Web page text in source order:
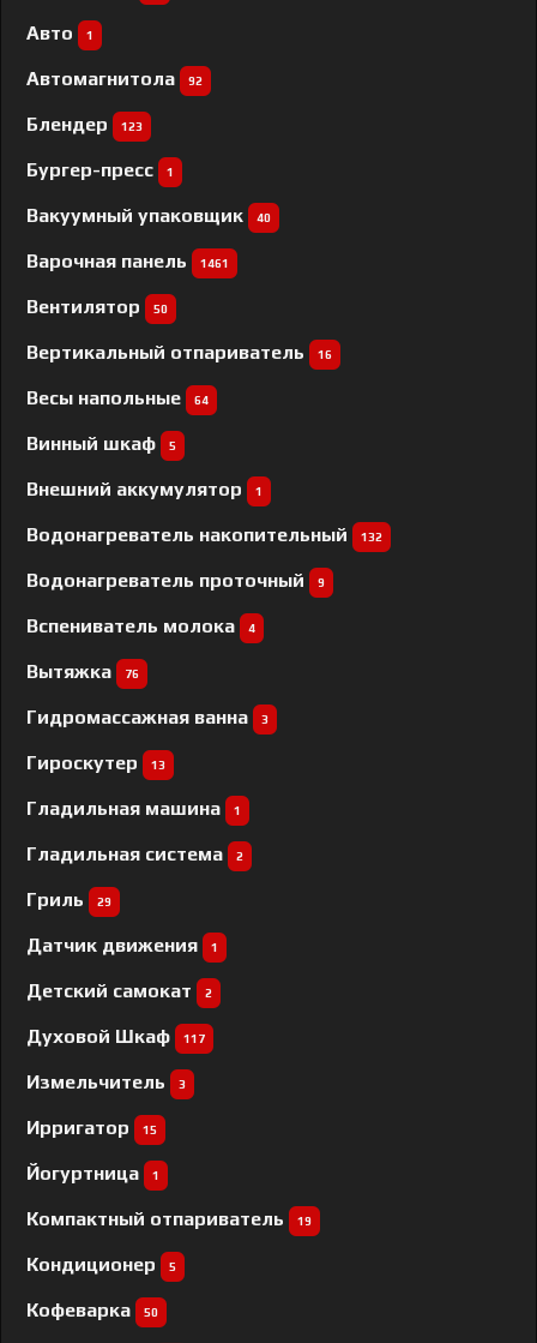
Авто 1
Автомагнитола 92
Блендер 123
Бургер-пресс 1
Вакуумный упаковщик 40
Варочная панель 1461
Вентилятор 50
Вертикальный отпариватель 16
Весы напольные 64
Винный шкаф 5
Внешний аккумулятор 1
Водонагреватель накопительный 132
Водонагреватель проточный 9
Вспениватель молока 4
Вытяжка 76
Гидромассажная ванна 3
Гироскутер 13
Гладильная машина 1
Гладильная система 2
Гриль 29
Датчик движения 1
Детский самокат 2
Духовой Шкаф 117
Измельчитель 3
Ирригатор 15
Йогуртница 1
Компактный отпариватель 19
Кондиционер 5
Кофеварка 50